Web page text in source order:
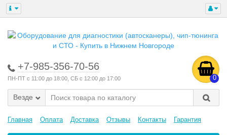
+7-985-356-70-56
ПН-ПТ с 11:00 до 18:00, СБ с 12:00 до 17:00 0
Везде
Главная Оплата Доставка Отзывы Контакты Гарантия